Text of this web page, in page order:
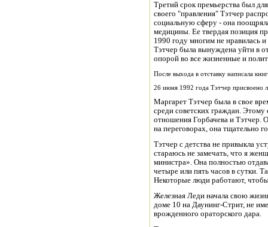
Третий срок премьерства был
своего "правления" Тэтчер
социальную сферу - она
медицины. Ее твердая позиция
1990 году многим не нравилась
Тэтчер была вынуждена уйти в
опорой во все жизненные и
После выхода в отставку написала
26 июня 1992 года Тэтчер присвоено
Маргарет Тэтчер была в свое
среди советских граждан.
отношения Горбачева и Тэтчер.
на переговорах, она тщательно
Тэтчер с детства не привыкла
стараюсь не замечать, что я
министра». Она полностью
четыре или пять часов в сутки.
Некоторые люди работают,
Железная Леди начала свою
доме 10 на Даунинг-Стрит, не
врожденного ораторского дара.